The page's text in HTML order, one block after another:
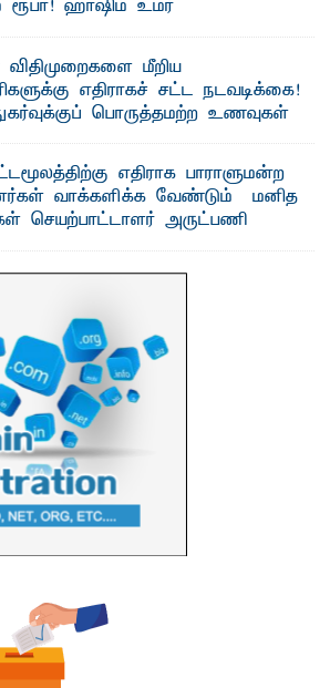
ஹாஷிம் உமர்
உயர்கல்வி வாய்ப்புகளை
ஹாஷிம் உமர் பௌண்டேசனால் ...
விதிமுறைகளை மீறிய
எதிராகச் சட்ட நடவடிக்கை!
பொருத்தமற்ற உணவுகள்
பொதுச் சந்தைப் பகுதியில்
மீறிச் செயற்பட்ட ...எதிராக பாராளுமன்ற
வாக்களிக்க வேண்டும் – மனித
செயற்பாட்டாளர் அருட்பணி
இ லங்கை அரசாங்கம் அரசுசாரா